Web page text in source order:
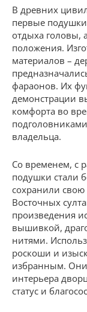
В древних
первые
отдыха
положения.
материалов –
фараонов. Их
демонстрации
комфорта во
владельца.
Со временем, с
подушки стали
сохранили свою
Восточных
произведения
вышивкой,
нитями.
роскоши и
избранным.
интерьера
статус и